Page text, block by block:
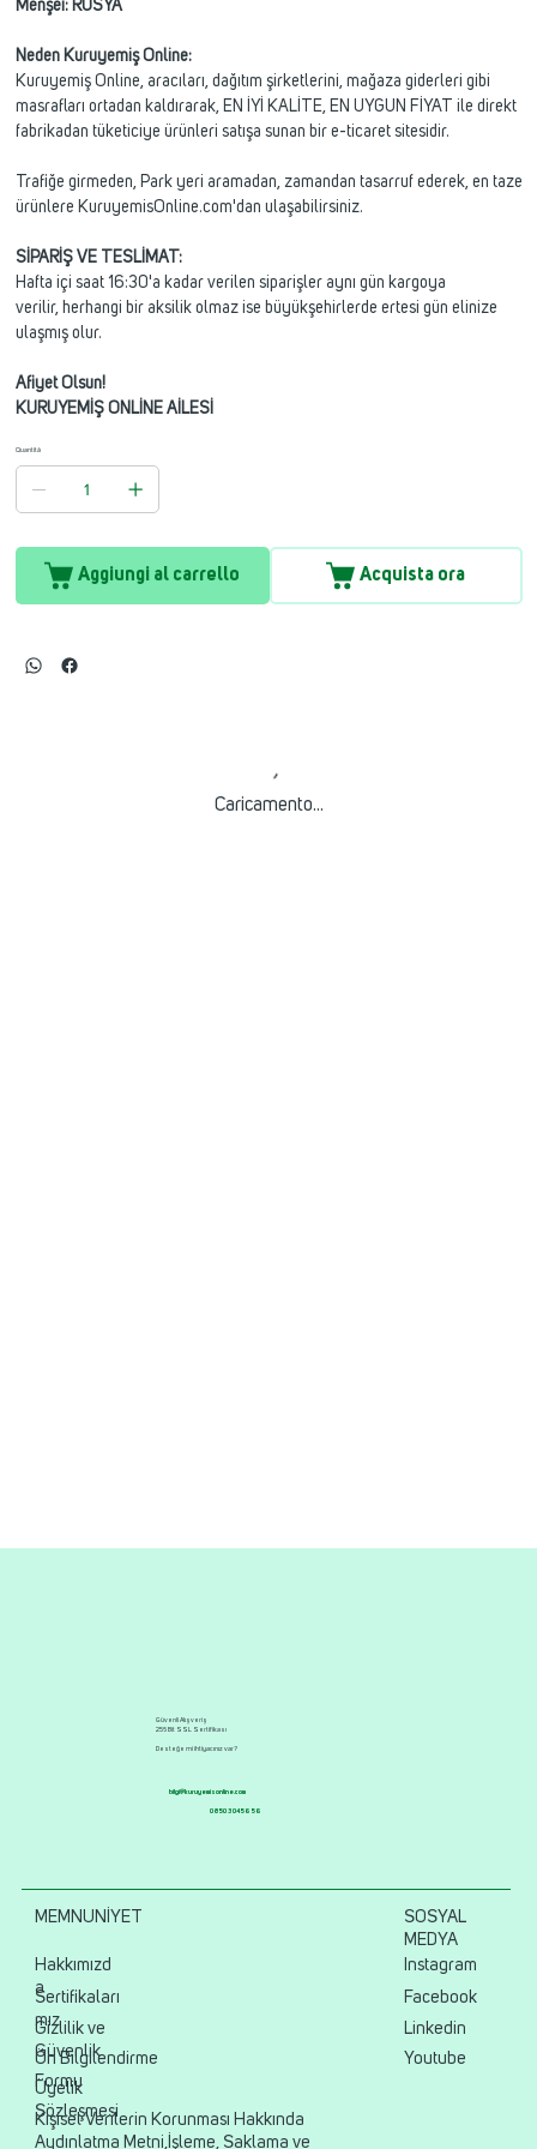
Menşei: RUSYA
Neden Kuruyemiş Online:
Kuruyemiş Online, aracıları, dağıtım şirketlerini, mağaza giderleri gibi
masrafları ortadan kaldırarak, EN İYİ KALİTE, EN UYGUN FİYAT ile direkt
fabrikadan tüketiciye ürünleri satışa sunan bir e-ticaret sitesidir.
Trafiğe girmeden, Park yeri aramadan, zamandan tasarruf ederek, en taze
ürünlere KuruyemisOnline.com'dan ulaşabilirsiniz.
SİPARİŞ VE TESLİMAT:
Hafta içi saat 16:30'a kadar verilen siparişler aynı gün kargoya
verilir, herhangi bir aksilik olmaz ise büyükşehirlerde ertesi gün elinize
ulaşmış olur.
Afiyet Olsun!
KURUYEMİŞ ONLİNE AİLESİ
Quantità
Aggiungi al carrello Acquista ora
Caricamento...
Güvenli Alışveriş
256 Bit SSL Sertifikası
Desteğe mi ihtiyacınız var?
bilgi@kuruyemisonline.com
0850 304 56 56
Hakkımızd
a
Sertifikaları
mız
MEMNUNİYET
Gizlilik ve
Güvenlik
Ön Bilgilendirme
Formu
Üyelik
Sözleşmesi
Kişisel Verilerin Korunması Hakkında
Aydınlatma Metni,İşleme, Saklama ve
SOSYAL
MEDYA
Instagram
Facebook
Linkedin
Youtube